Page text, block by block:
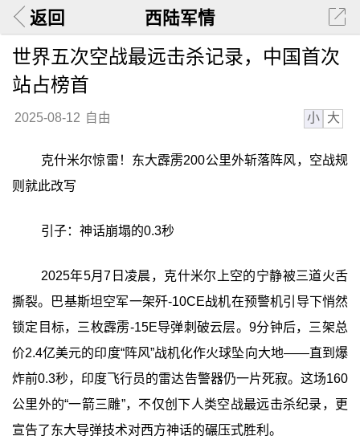
返回 西陆军情
世界五次空战最远击杀记录，中国首次
站占榜首
2025-08-12 自由 小 大
克什米尔惊雷！东大霹雳200公里外斩落阵风，空战规
则就此改写
引子：神话崩塌的0.3秒
2025年5月7日凌晨，克什米尔上空的宁静被三道火舌
撕裂。巴基斯坦空军一架歼-10CE战机在预警机引导下悄然
锁定目标，三枚霹雳-15E导弹刺破云层。9分钟后，三架总
价2.4亿美元的印度“阵风”战机化作火球坠向大地——直到爆
炸前0.3秒，印度飞行员的雷达告警器仍一片死寂。这场160
公里外的“一箭三雕”，不仅创下人类空战最远击杀纪录，更
宣告了东大导弹技术对西方神话的碾压式胜利。